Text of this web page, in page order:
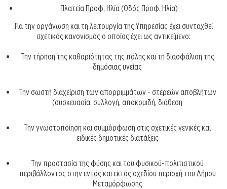
Πλατεία Προφ, Ηλία (Οδός Προφ. Ηλία)
Για την οργάνωση και τη λειτουργία της Υπηρεσίας έχει συνταχθεί
σχετικός κανονισμός ο οποίος έχει ως αντικείμενο:
Την τήρηση της καθαριότητας της πόλης και τη διασφάλιση της
δημόσιας υγείας
Την σωστή διαχείριση των απορριμμάτων - στερεών αποβλήτων
(συσκευασία, συλλογή, αποκομιδή, διάθεση
Την γνωστοποίηση και συμμόρφωση στις σχετικές γενικές και
ειδικές δημοτικές διατάξεις
Την προστασία της φύσης και του φυσικού-πολιτιστικού
περιβάλλοντος στην εντός και εκτός σχεδίου περιοχή του Δήμου
Μεταμόρφωσης